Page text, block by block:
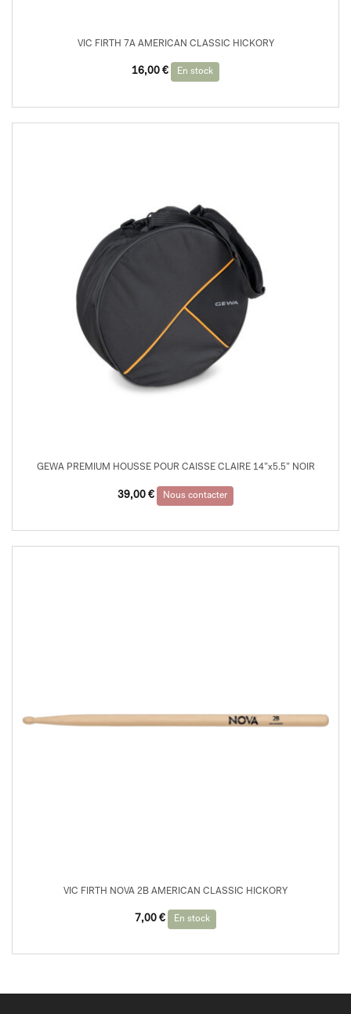
VIC FIRTH 7A AMERICAN CLASSIC HICKORY
16,00 € En stock
GEWA PREMIUM HOUSSE POUR CAISSE CLAIRE 14”x5.5” NOIR
39,00 € Nous contacter
VIC FIRTH NOVA 2B AMERICAN CLASSIC HICKORY
7,00 € En stock